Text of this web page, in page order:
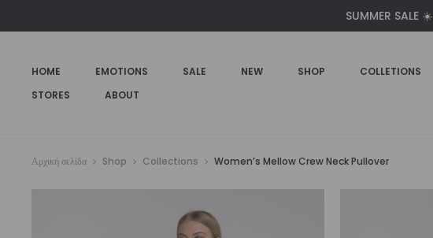
SUMMER SALE ☀️
HOME EMOTIONS SALE NEW SHOP
COLLETIONS
STORES
ABOUT
Αρχική σελίδα Shop Collections Women’s Mellow Crew Neck Pullover